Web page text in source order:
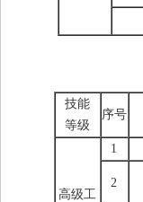
技能
等级
序号
高级工
1
2